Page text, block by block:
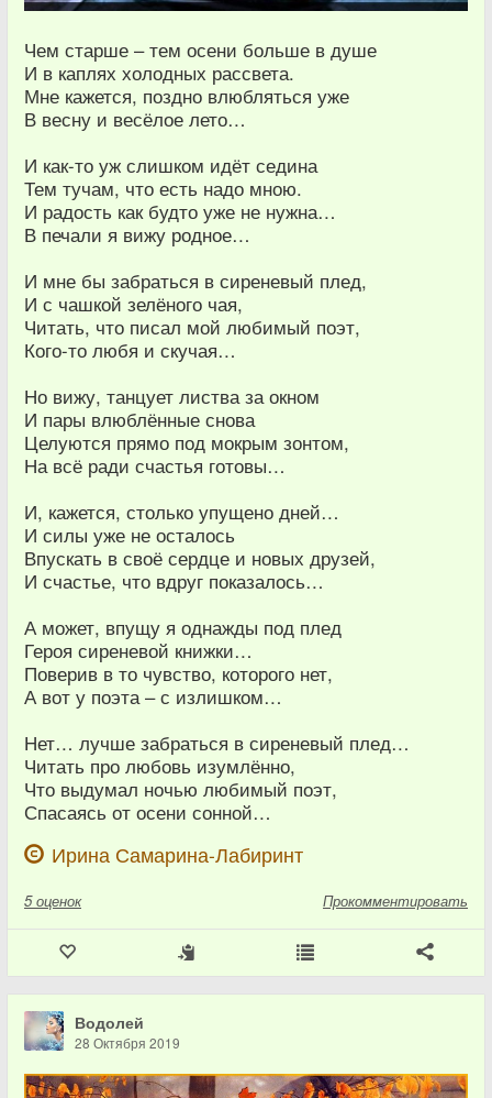
Чем старше – тем осени больше в душе
И в каплях холодных рассвета.
Мне кажется, поздно влюбляться уже
В весну и весёлое лето…
И как-то уж слишком идёт седина
Тем тучам, что есть надо мною.
И радость как будто уже не нужна…
В печали я вижу родное…
И мне бы забраться в сиреневый плед,
И с чашкой зелёного чая,
Читать, что писал мой любимый поэт,
Кого-то любя и скучая…
Но вижу, танцует листва за окном
И пары влюблённые снова
Целуются прямо под мокрым зонтом,
На всё ради счастья готовы…
И, кажется, столько упущено дней…
И силы уже не осталось
Впускать в своё сердце и новых друзей,
И счастье, что вдруг показалось…
А может, впущу я однажды под плед
Героя сиреневой книжки…
Поверив в то чувство, которого нет,
А вот у поэта – с излишком…
Нет… лучше забраться в сиреневый плед…
Читать про любовь изумлённо,
Что выдумал ночью любимый поэт,
Спасаясь от осени сонной…
Ирина Самарина-Лабиринт
5 оценок Прокомментировать
Водолей
28 Октября 2019